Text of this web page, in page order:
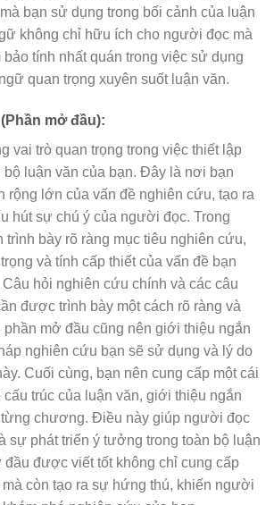
bạn sử dụng trong bối cảnh của luận
không chỉ hữu ích cho người đọc mà
tính nhất quán trong việc sử dụng
quan trọng xuyên suốt luận văn.
mở đầu):
vai trò quan trọng trong việc thiết lập
bộ luận văn của bạn. Đây là nơi bạn
rộng lớn của vấn đề nghiên cứu, tạo ra
hút sự chú ý của người đọc. Trong
trình bày rõ ràng mục tiêu nghiên cứu,
và tính cấp thiết của vấn đề bạn
hỏi nghiên cứu chính và các câu
được trình bày một cách rõ ràng và
phần mở đầu cũng nên giới thiệu ngắn
nghiên cứu bạn sẽ sử dụng và lý do
Cuối cùng, bạn nên cung cấp một cái
cấu trúc của luận văn, giới thiệu ngắn
chương. Điều này giúp người đọc
sự phát triển ý tưởng trong toàn bộ luận
đầu được viết tốt không chỉ cung cấp
còn tạo ra sự hứng thú, khiến người